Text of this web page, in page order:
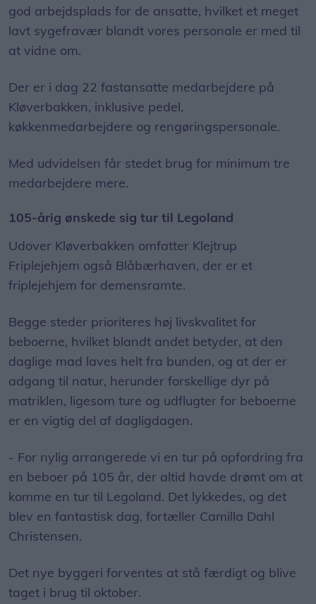
god arbejdsplads for de ansatte, hvilket et meget
lavt sygefravær blandt vores personale er med til
at vidne om.
Der er i dag 22 fastansatte medarbejdere på
Kløverbakken, inklusive pedel,
køkkenmedarbejdere og rengøringspersonale.
Med udvidelsen får stedet brug for minimum tre
medarbejdere mere.
105-årig ønskede sig tur til Legoland
Udover Kløverbakken omfatter Klejtrup
Friplejehjem også Blåbærhaven, der er et
friplejehjem for demensramte.
Begge steder prioriteres høj livskvalitet for
beboerne, hvilket blandt andet betyder, at den
daglige mad laves helt fra bunden, og at der er
adgang til natur, herunder forskellige dyr på
matriklen, ligesom ture og udflugter for beboerne
er en vigtig del af dagligdagen.
- For nylig arrangerede vi en tur på opfordring fra
en beboer på 105 år, der altid havde drømt om at
komme en tur til Legoland. Det lykkedes, og det
blev en fantastisk dag, fortæller Camilla Dahl
Christensen.
Det nye byggeri forventes at stå færdigt og blive
taget i brug til oktober.